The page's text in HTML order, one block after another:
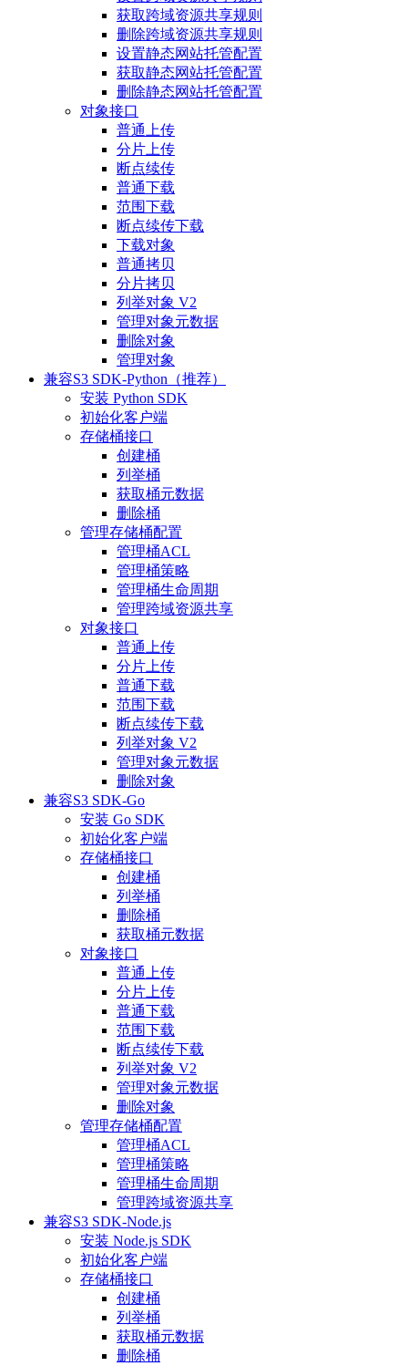
获取跨域资源共享规则
删除跨域资源共享规则
设置静态网站托管配置
获取静态网站托管配置
删除静态网站托管配置
对象接口
普通上传
分片上传
断点续传
普通下载
范围下载
断点续传下载
下载对象
普通拷贝
分片拷贝
列举对象 V2
管理对象元数据
删除对象
管理对象
兼容S3 SDK-Python（推荐）
安装 Python SDK
初始化客户端
存储桶接口
创建桶
列举桶
获取桶元数据
删除桶
管理存储桶配置
管理桶ACL
管理桶策略
管理桶生命周期
管理跨域资源共享
对象接口
普通上传
分片上传
普通下载
范围下载
断点续传下载
列举对象 V2
管理对象元数据
删除对象
兼容S3 SDK-Go
安装 Go SDK
初始化客户端
存储桶接口
创建桶
列举桶
删除桶
获取桶元数据
对象接口
普通上传
分片上传
普通下载
范围下载
断点续传下载
列举对象 V2
管理对象元数据
删除对象
管理存储桶配置
管理桶ACL
管理桶策略
管理桶生命周期
管理跨域资源共享
兼容S3 SDK-Node.js
安装 Node.js SDK
初始化客户端
存储桶接口
创建桶
列举桶
获取桶元数据
删除桶